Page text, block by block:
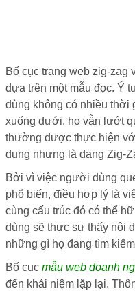
Bố cục trang web zig-zag
dựa trên một mẫu đọc. Ý
dùng không có nhiều thời
xuống dưới, họ vẫn lướt
thường được thực hiện
dung nhưng là dạng Zig-
Bởi vì việc người dùng
phổ biến, điều hợp lý là
cùng cấu trúc đó có thể
dùng sẽ thực sự thấy nội
những gì họ đang tìm
Bố cục mẫu web doanh
đến khái niệm lặp lại.